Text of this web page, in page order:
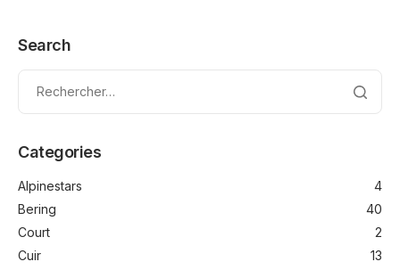
Search
Categories
Alpinestars
4
Bering
40
Court
2
Cuir
13